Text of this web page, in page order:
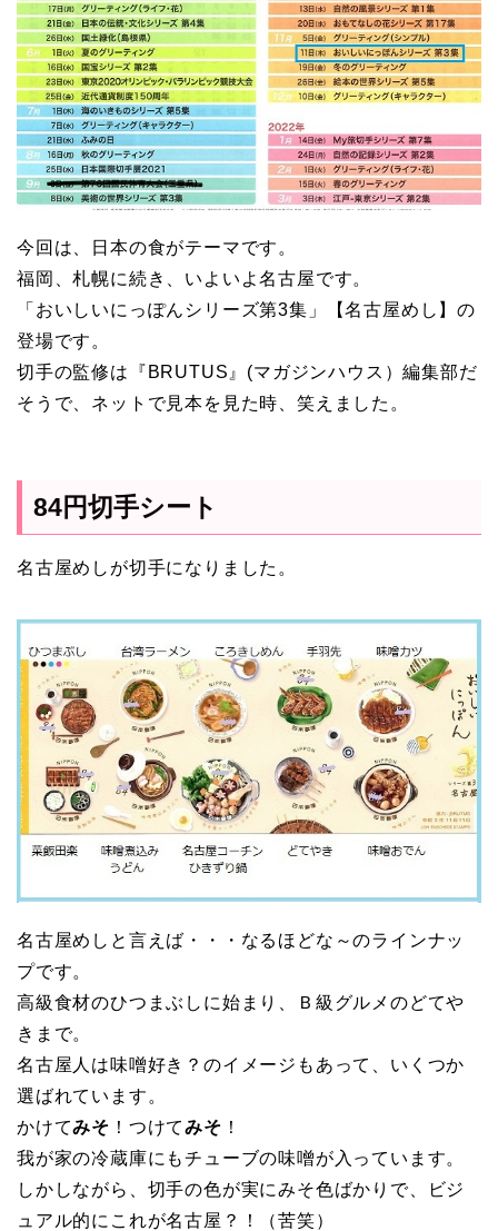
今回は、日本の食がテーマです。
福岡、札幌に続き、いよいよ名古屋です。
「おいしいにっぽんシリーズ第3集」【名古屋めし】の
登場です。
切手の監修は『BRUTUS』(マガジンハウス）編集部だ
そうで、ネットで見本を見た時、笑えました。
84円切手シート
名古屋めしが切手になりました。
名古屋めしと言えば・・・なるほどな～のラインナッ
プです。
高級食材のひつまぶしに始まり、Ｂ級グルメのどてや
きまで。
名古屋人は味噌好き？のイメージもあって、いくつか
選ばれています。
かけてみそ ！つけてみそ ！
我が家の冷蔵庫にもチューブの味噌が入っています。
しかしながら、切手の色が実にみそ色ばかりで、ビジ
ュアル的にこれが名古屋？！（苦笑）